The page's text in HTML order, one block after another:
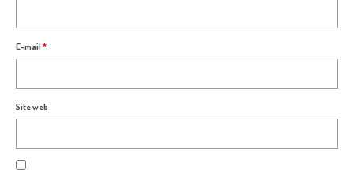
E-mail*
Site web